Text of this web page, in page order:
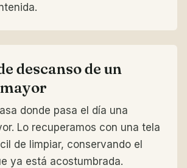
descanso de un
donde pasa el día una
Lo recuperamos con una tela
de limpiar, conservando el
ya está acostumbrada.